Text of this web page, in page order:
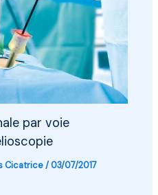
par voie
Cicatrice/03/07/2017